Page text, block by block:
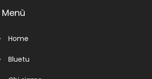
Menù
Home
Bluetu